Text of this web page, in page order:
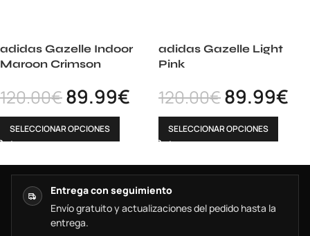
adidas Gazelle Indoor
Maroon Crimson
120.00€89.99€
SELECCIONAR OPCIONES
adidas Gazelle Light
Pink
120.00€89.99€
SELECCIONAR OPCIONES
Entrega con seguimiento
Envío gratuito y actualizaciones del pedido hasta la
entrega.